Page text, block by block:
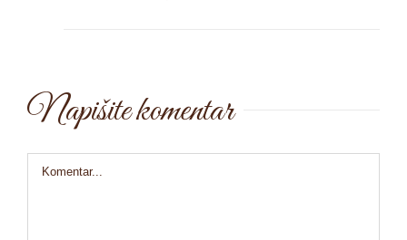
Napišite komentar
Comment